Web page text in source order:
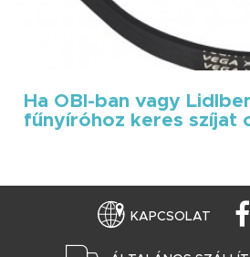
Ha OBI-ban vagy
fűnyíróhoz keres szíjat
KAPCSOLAT